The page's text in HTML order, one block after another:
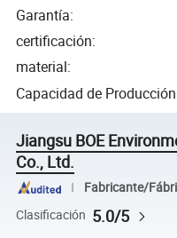
Garantía:
certificación:
material:
Capacidad de Producción
Jiangsu BOE
Co., Ltd.
Fabricante/
Clasificación 5.0/5